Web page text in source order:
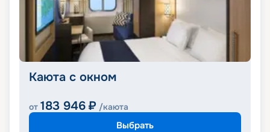
Каюта с окном
от 183 946 ₽ /каюта
Выбрать